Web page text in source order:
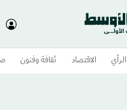
الرأي الاقتصاد ثقافة وفنون